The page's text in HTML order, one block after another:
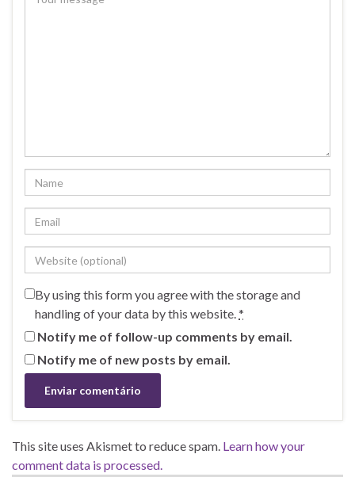
By using this form you agree with the storage and
handling of your data by this website.*
Notify me of follow-up comments by email.
Notify me of new posts by email.
This site uses Akismet to reduce spam. Learn how your
comment data is processed.